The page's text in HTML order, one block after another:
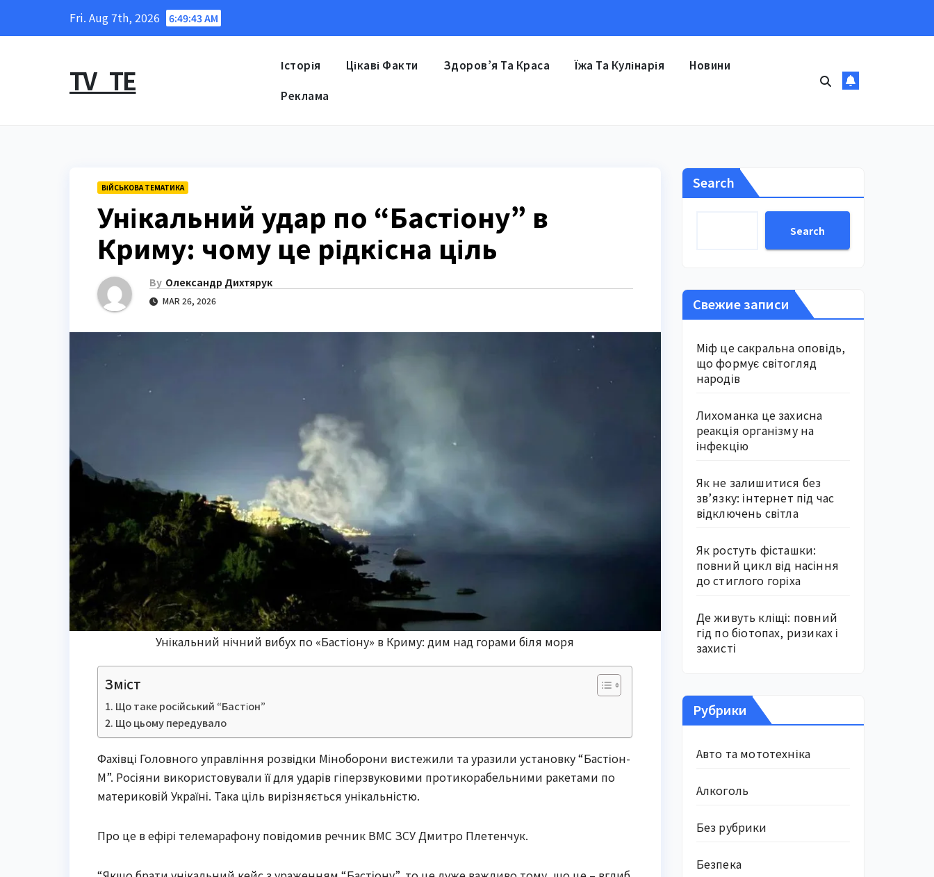
Fri. Aug 7th, 2026 6:49:44 AM
TV_TE Історія Цікаві Факти Здоров’я Та Краса Їжа Та Кулінарія Новини
Реклама
ВІЙСЬКОВА ТЕМАТИКА
Унікальний удар по “Бастіону” в
Криму: чому це рідкісна ціль
By Олександр Дихтярук
MAR 26, 2026
Унікальний нічний вибух по «Бастіону» в Криму: дим над горами біля моря
Зміст
Що таке російський “Бастіон”
Що цьому передувало
Фахівці Головного управління розвідки Міноборони вистежили та уразили установку “Бастіон-
М”. Росіяни використовували її для ударів гіперзвуковими протикорабельними ракетами по
материковій Україні. Така ціль вирізняється унікальністю.
Про це в ефірі телемарафону повідомив речник ВМС ЗСУ Дмитро Плетенчук.
Search
Search
Свежие записи
Міф це сакральна оповідь,
що формує світогляд
народів
Лихоманка це захисна
реакція організму на
інфекцію
Як не залишитися без
зв’язку: інтернет під час
відключень світла
Як ростуть фісташки:
повний цикл від насіння
до стиглого горіха
Де живуть кліщі: повний
гід по біотопах, ризиках і
захисті
Рубрики
Авто та мототехніка
Алкоголь
Без рубрики
Безпека